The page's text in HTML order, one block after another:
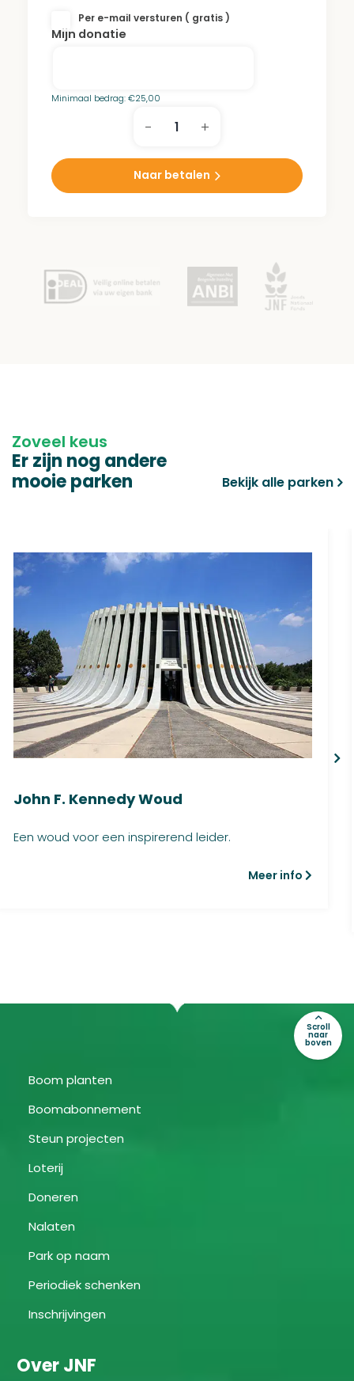
Per e-mail versturen ( gratis )
Mijn donatie
Minimaal bedrag:€25,00
-
Woud
+
Naar betalen
Zoveel keus
Er zijn nog andere
mooie parken
Bekijk alle parken
John F. Kennedy Woud
Een woud voor een inspirerend leider.
Meer info
Boom planten
Boomabonnement
Steun projecten
Loterij
Doneren
Nalaten
Park op naam
Periodiek schenken
Inschrijvingen
Over JNF
Scroll
naar
boven